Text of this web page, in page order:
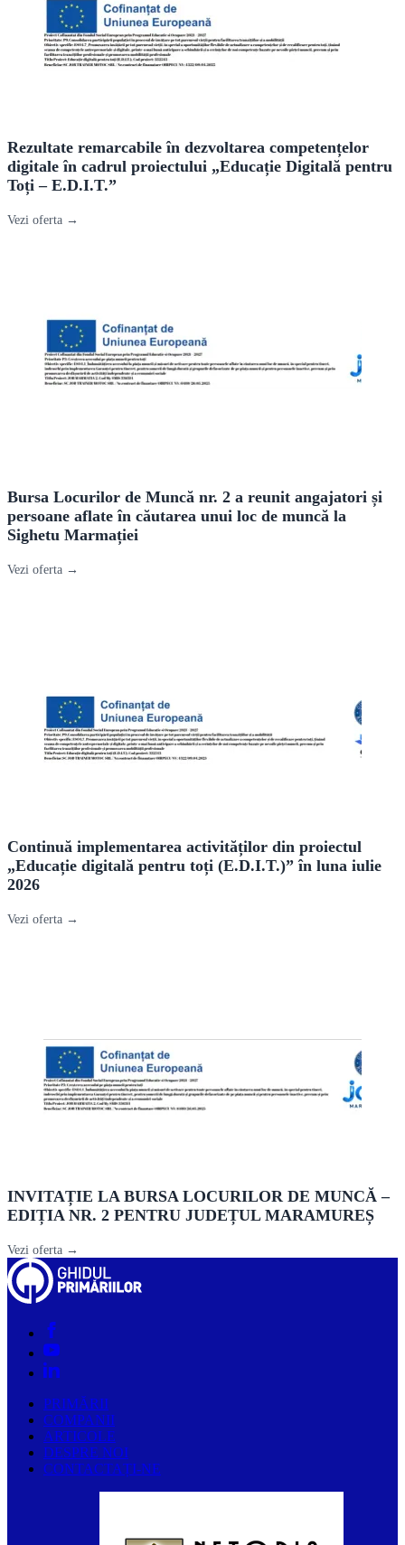
Rezultate remarcabile în dezvoltarea competențelor
digitale în cadrul proiectului „Educație Digitală pentru
Toți – E.D.I.T.”
Vezi oferta →
Bursa Locurilor de Muncă nr. 2 a reunit angajatori și
persoane aflate în căutarea unui loc de muncă la
Sighetu Marmației
Vezi oferta →
Continuă implementarea activităților din proiectul
„Educație digitală pentru toți (E.D.I.T.)” în luna iulie
2026
Vezi oferta →
INVITAȚIE LA BURSA LOCURILOR DE MUNCĂ –
EDIȚIA NR. 2 PENTRU JUDEȚUL MARAMUREȘ
Vezi oferta →
PRIMĂRII
COMPANII
ARTICOLE
DESPRE NOI
CONTACTAȚI-NE